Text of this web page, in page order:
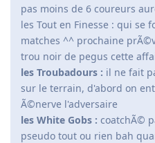
pas moins de 6 coureurs
les Tout en Finesse : qui se
matches ^^ prochaine
trou noir de pegus cette
les Troubadours : il ne fait
sur le terrain, d'abord on
Ã©nerve l'adversaire
les White Gobs : coatchÃ©
pseudo tout ou rien bah